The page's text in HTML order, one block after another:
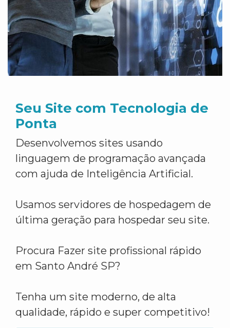
Seu Site com Tecnologia de
Ponta
Desenvolvemos sites usando
linguagem de programação avançada
com ajuda de Inteligência Artificial.
Usamos servidores de hospedagem de
última geração para hospedar seu site.
Procura Fazer site profissional rápido
em Santo André SP?
Tenha um site moderno, de alta
qualidade, rápido e super competitivo!